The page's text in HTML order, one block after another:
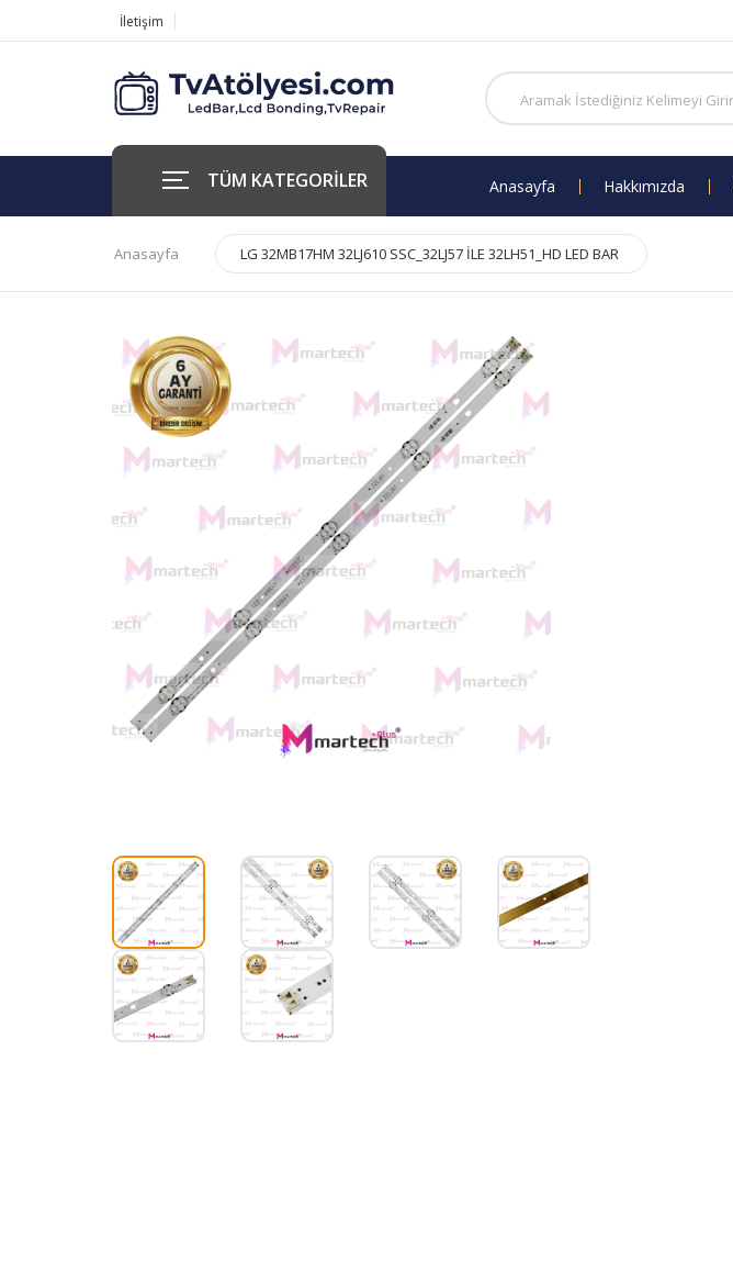
İletişim
TÜM KATEGORİLER Anasayfa Hakkımızda
Anasayfa LG 32MB17HM 32LJ610 SSC_32LJ57 İLE 32LH51_HD LED BAR